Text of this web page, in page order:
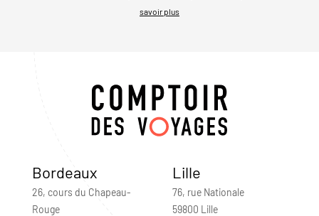
savoir plus
Bordeaux
26, cours du Chapeau-
Rouge
Lille
76, rue Nationale
59800 Lille